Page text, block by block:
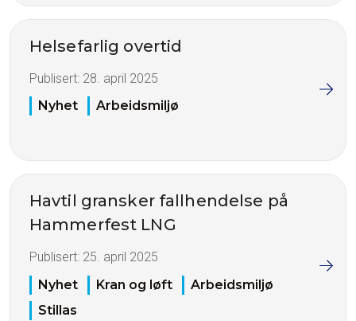
Helsefarlig overtid
Publisert: 28. april 2025
Nyhet
Arbeidsmiljø
Havtil gransker fallhendelse på
Hammerfest LNG
Publisert: 25. april 2025
Nyhet
Kran og løft
Arbeidsmiljø
Stillas